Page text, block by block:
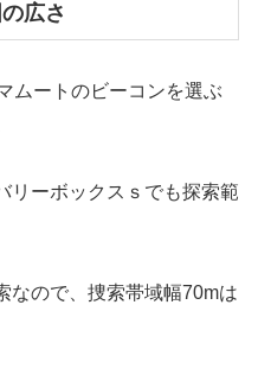
広さ
ムートのビーコンを選ぶ
リーボックスｓでも探索範
なので、捜索帯域幅70mは